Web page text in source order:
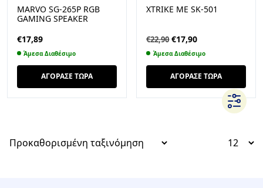
MARVO SG-265P RGB
GAMING SPEAKER
€17,89
Άμεσα Διαθέσιμο
ΑΓΟΡΑΣΕ ΤΩΡΑ
XTRIKE ME SK-501
€22,90Original
price
was:
€22,90.
€17,90Η
τρέχουσα
τιμή
είναι:
€17,90.
Άμεσα Διαθέσιμο
ΑΓΟΡΑΣΕ ΤΩΡΑ